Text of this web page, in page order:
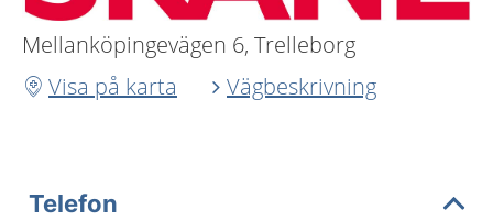
Mellanköpingevägen 6, Trelleborg
Visa på karta
Vägbeskrivning
Telefon